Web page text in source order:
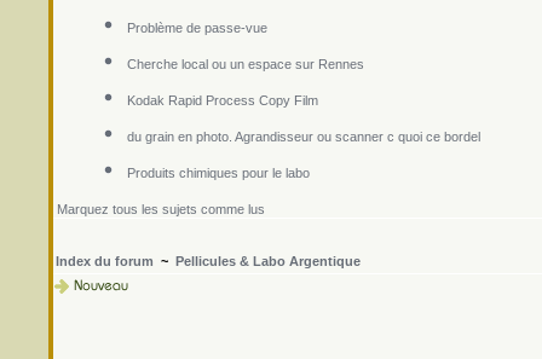
Problème de passe-vue
Cherche local ou un espace sur Rennes
Kodak Rapid Process Copy Film
du grain en photo. Agrandisseur ou scanner c quoi ce bordel
Produits chimiques pour le labo
Marquez tous les sujets comme lus
Index du forum ~ Pellicules & Labo Argentique